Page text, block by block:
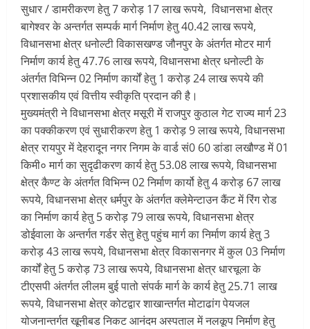
सुधार / डामरीकरण हेतु 7 करोड़ 17 लाख रूपये, विधानसभा क्षेत्र
बागेश्वर के अन्तर्गत सम्पर्क मार्ग निर्माण हेतु 40.42 लाख रूपये,
विधानसभा क्षेत्र धनोल्टी विकासखण्ड जौनपुर के अंतर्गत मोटर मार्ग
निर्माण कार्य हेतु 47.76 लाख रूपये, विधानसभा क्षेत्र धनोल्टी के
अंतर्गत विभिन्न 02 निर्माण कार्यों हेतु 1 करोड़ 24 लाख रूपये की
प्रशासकीय एवं वित्तीय स्वीकृति प्रदान की है।
मुख्यमंत्री ने विधानसभा क्षेत्र मसूरी में राजपुर कुठाल गेट राज्य मार्ग 23
का पक्कीकरण एवं सुधारीकरण हेतु 1 करोड़ 9 लाख रूपये, विधानसभा
क्षेत्र रायपुर में देहरादून नगर निगम के वार्ड सं0 60 डांडा लखौण्ड में 01
किमी० मार्ग का सुदृढीकरण कार्य हेतु 53.08 लाख रूपये, विधानसभा
क्षेत्र कैण्ट के अंतर्गत विभिन्न 02 निर्माण कार्यो हेतु 4 करोड़ 67 लाख
रूपये, विधानसभा क्षेत्र धर्मपुर के अंतर्गत क्लेमेन्टाउन कैंट में रिंग रोड
का निर्माण कार्य हेतु 5 करोड़ 79 लाख रूपये, विधानसभा क्षेत्र
डोईवाला के अन्तर्गत गर्डर सेतु हेतु पहुंच मार्ग का निर्माण कार्य हेतु 3
करोड़ 43 लाख रूपये, विधानसभा क्षेत्र विकासनगर में कुल 03 निर्माण
कार्यों हेतु 5 करोड़ 73 लाख रूपये, विधानसभा क्षेत्र धारचूला के
टीएसपी अंतर्गत लीलम बुई पातो संपर्क मार्ग के कार्य हेतु 25.71 लाख
रूपये, विधानसभा क्षेत्र कोटद्वार शाखान्तर्गत मोटाढांग पेयजल
योजनान्तर्गत खूनीबड निकट आनंदम अस्पताल में नलकूप निर्माण हेतु